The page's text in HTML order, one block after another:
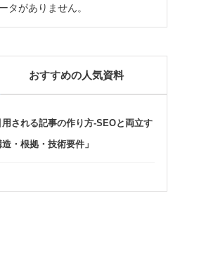
タがありません。
おすすめの人気資料
される記事の作り方-SEOと両立す
・根拠・技術要件」